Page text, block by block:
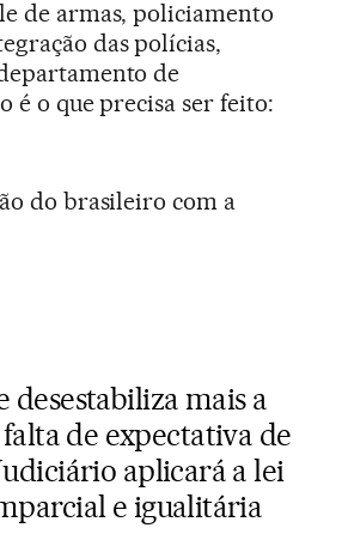
de armas, policiamento
das polícias,
de
é o que precisa ser feito:
do brasileiro com a
desestabiliza mais a
de expectativa de
aplicará a lei
e igualitária